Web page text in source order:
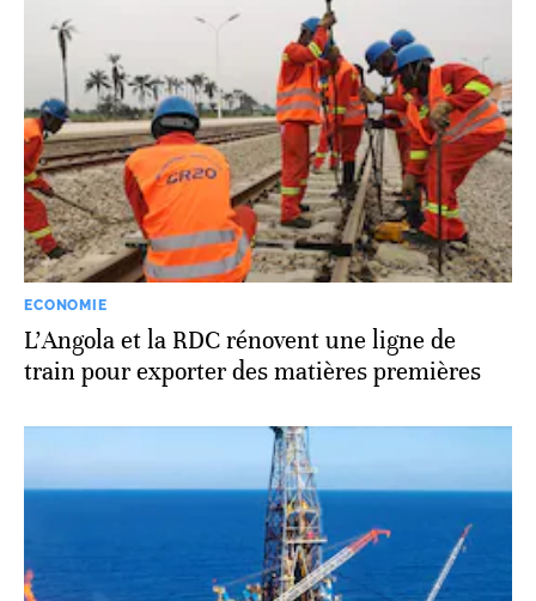
ECONOMIE
L’Angola et la RDC rénovent une ligne de
train pour exporter des matières premières